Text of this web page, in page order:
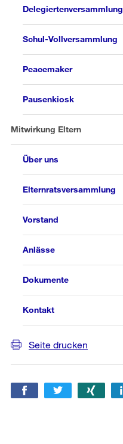
Delegiertenversammlung
Schul-Vollversammlung
Peacemaker
Pausenkiosk
Mitwirkung Eltern
Über uns
Elternratsversammlung
Vorstand
Anlässe
Dokumente
Kontakt
Seite drucken